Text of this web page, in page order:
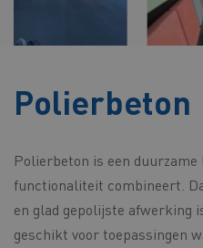
Polierbeton
Polierbeton is een
functionaliteit combineert.
en glad gepolijste afwerking
geschikt voor toepassingen